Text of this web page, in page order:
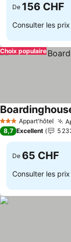
De 156 CHF
Consulter les
Choix populaire
3 ÉtoilesAppart'hôtel
8,7 Excellent 5
De 65 CHF
Consulter les